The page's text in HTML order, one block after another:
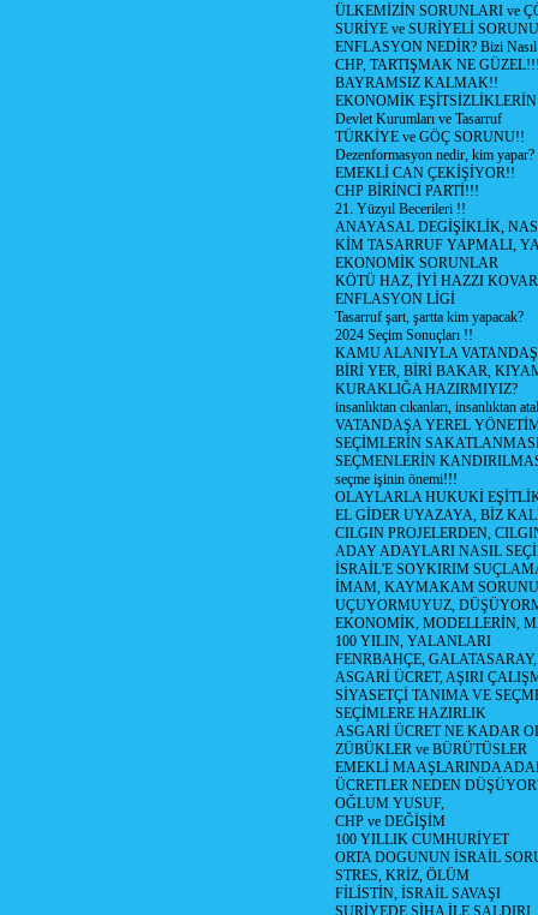
ÜLKEMİZİN SORUNLARI ve
SURİYE ve SURİYELİ
ENFLASYON NEDİR? Bizi
CHP, TARTIŞMAK NE
BAYRAMSIZ KALMAK!!
EKONOMİK
Devlet Kurumları ve Tasarruf
TÜRKİYE ve GÖÇ SORUNU!!
Dezenformasyon nedir, kim yapar?
EMEKLİ CAN ÇEKİŞİYOR!!
CHP BİRİNCİ PARTİ!!!
21. Yüzyıl Becerileri !!
ANAYASAL DEGİŞİKLİK,
KİM TASARRUF YAPMALI,
EKONOMİK SORUNLAR
KÖTÜ HAZ, İYİ HAZZI
ENFLASYON LİGİ
Tasarruf şart, şartta kim yapacak?
2024 Seçim Sonuçları !!
KAMU ALANIYLA
BİRİ YER, BİRİ BAKAR,
KURAKLIĞA HAZIRMIYIZ?
insanlıktan cıkanları, insanlıktan
VATANDAŞA YEREL
SEÇİMLERİN
SEÇMENLERİN
seçme işinin önemi!!!
OLAYLARLA HUKUKİ
EL GİDER UYAZAYA, BİZ
CILGIN PROJELERDEN,
ADAY ADAYLARI NASIL
İSRAİL'E SOYKIRIM
İMAM, KAYMAKAM SORUNU
UÇUYORMUYUZ,
EKONOMİK, MODELLERİN,
100 YILIN, YALANLARI
FENRBAHÇE,
ASGARİ ÜCRET, AŞIRI
SİYASETÇİ TANIMA VE
SEÇİMLERE HAZIRLIK
ASGARİ ÜCRET NE KADAR
ZÜBÜKLER ve BÜRÜTÜSLER
EMEKLİ MAAŞLARINDA
ÜCRETLER NEDEN
OĞLUM YUSUF,
CHP ve DEĞİŞİM
100 YILLIK CUMHURİYET
ORTA DOGUNUN İSRAİL
STRES, KRİZ, ÖLÜM
FİLİSTİN, İSRAİL SAVAŞI
SURİYEDE SİHA İLE SALDIRI